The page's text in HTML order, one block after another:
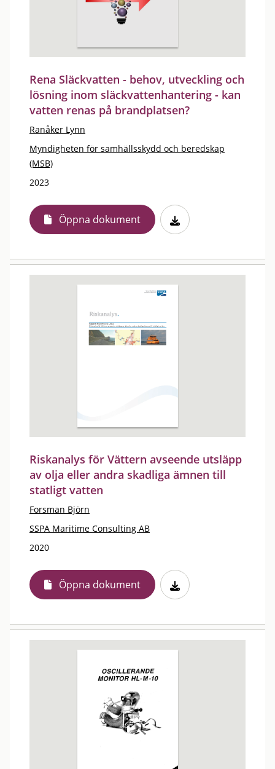
Rena Släckvatten - behov, utveckling och
lösning inom släckvattenhantering - kan
vatten renas på brandplatsen?
Ranåker Lynn
Myndigheten för samhällsskydd och beredskap
(MSB)
2023
Öppna dokument
Riskanalys för Vättern avseende utsläpp
av olja eller andra skadliga ämnen till
statligt vatten
Forsman Björn
SSPA Maritime Consulting AB
2020
Öppna dokument